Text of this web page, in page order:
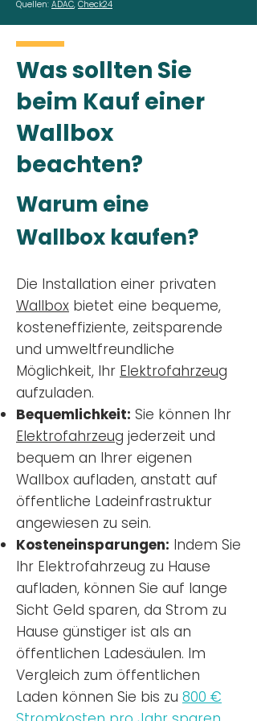
Quellen: ADAC, Check24
Was sollten Sie
beim Kauf einer
Wallbox
beachten?
Warum eine
Wallbox kaufen?
Die Installation einer privaten
Wallbox bietet eine bequeme,
kosteneffiziente, zeitsparende
und umweltfreundliche
Möglichkeit, Ihr Elektrofahrzeug
aufzuladen.
Bequemlichkeit: Sie können Ihr
Elektrofahrzeug jederzeit und
bequem an Ihrer eigenen
Wallbox aufladen, anstatt auf
öffentliche Ladeinfrastruktur
angewiesen zu sein.
Kosteneinsparungen: Indem Sie
Ihr Elektrofahrzeug zu Hause
aufladen, können Sie auf lange
Sicht Geld sparen, da Strom zu
Hause günstiger ist als an
öffentlichen Ladesäulen. Im
Vergleich zum öffentlichen
Laden können Sie bis zu 800 €